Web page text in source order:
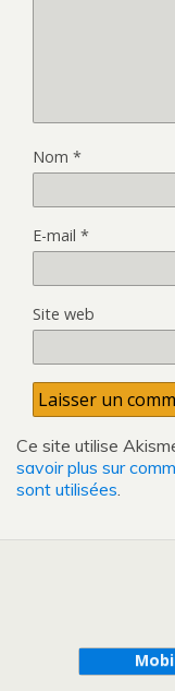
Nom *
E-mail *
Site web
Ce site utilise
savoir plus sur
sont utilisées